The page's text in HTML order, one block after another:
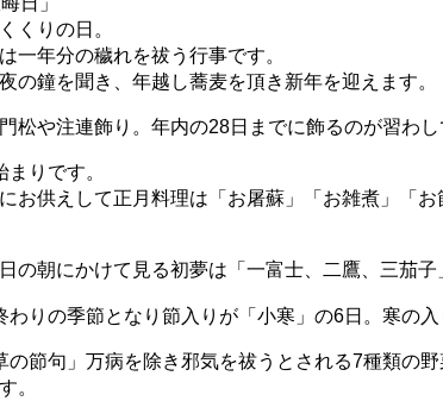
くりの日。
一年分の穢れを祓う行事です。
の鐘を聞き、年越し蕎麦を頂き新年を迎えます。
松や注連飾り。年内の28日までに飾るのが習わし
りです。
お供えして正月料理は「お屠蘇」「お雑煮」「
の朝にかけて見る初夢は「一富士、二鷹、三茄子
わりの季節となり節入りが「小寒」の6日。寒の
の節句」万病を除き邪気を祓うとされる7種類の
。